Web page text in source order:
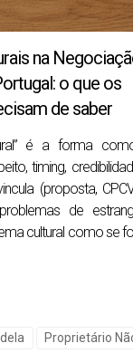
real do
há infiltrações,
condomínio;
se
urgências
muitos
ninguém tem,
Portugal, a
na
o que os
de saber
é a forma
timing,
(proposta,
de
cultural como se
Proprietário